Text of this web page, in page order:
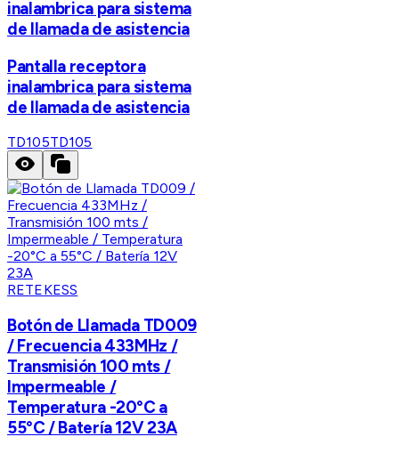
inalambrica para sistema
de llamada de asistencia
Pantalla receptora
inalambrica para sistema
de llamada de asistencia
TD105TD105
RETEKESS
Botón de Llamada TD009
/ Frecuencia 433MHz /
Transmisión 100 mts /
Impermeable /
Temperatura -20°C a
55°C / Batería 12V 23A